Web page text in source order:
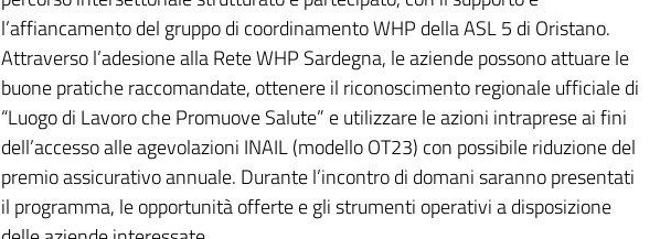
l’affiancamento del gruppo di coordinamento WHP della ASL 5 di Oristano.
Attraverso l’adesione alla Rete WHP Sardegna, le aziende possono attuare le
buone pratiche raccomandate, ottenere il riconoscimento regionale ufficiale di
“Luogo di Lavoro che Promuove Salute” e utilizzare le azioni intraprese ai fini
dell’accesso alle agevolazioni INAIL (modello OT23) con possibile riduzione del
premio assicurativo annuale. Durante l’incontro di domani saranno presentati
il programma, le opportunità offerte e gli strumenti operativi a disposizione